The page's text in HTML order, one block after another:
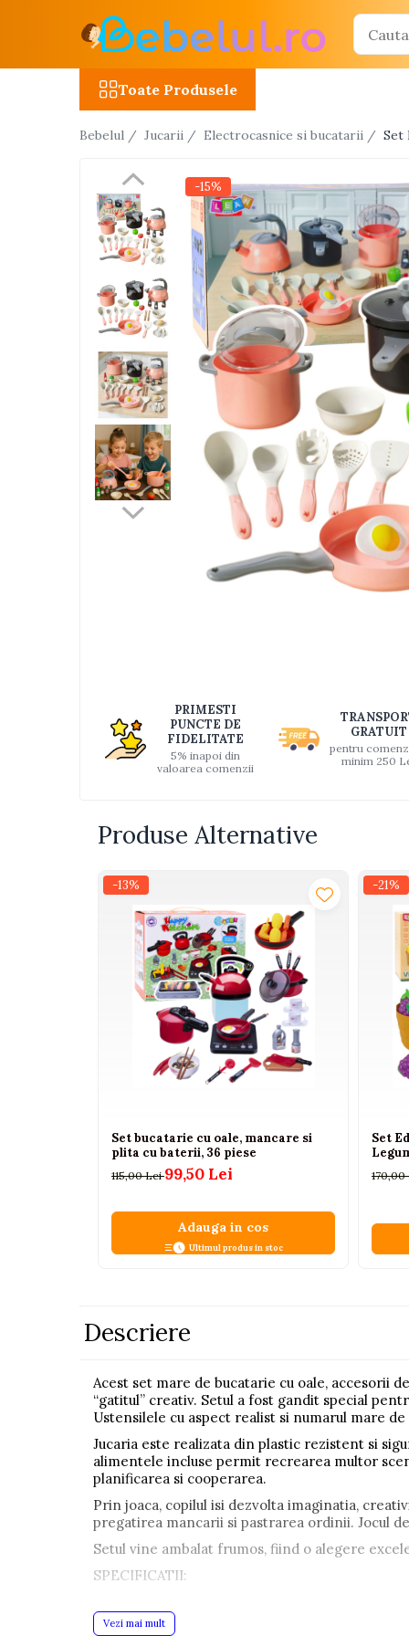
Masinute R/C
Avioane si elicoptere R/C
Camioane R/C
Motociclete R/C
Utilaje constructii R/C
Jucarii bebelusi
Interactive, educative si muzicale
Saltelute si centre de activitati
Jucarii de baie
Table desen copii
Interactive, educative si
Blocuri de constructie
Electrocasnice si bucatarii
Jocuri sportive
Jucarii educative din lemn
Muzica si instrumente
Saltelute si centre de activitati
Seturi de doctor
Seturi de rufe
Trenuri cu sine
Vehicule de constructii
Jucarii exterior
Toate Produsele
Bebelul / Jucarii / Electrocasnice si bucatarii / Set
-15%
PRIMESTI
PUNCTE DE
FIDELITATE
5% inapoi din
valoarea comenzii
GRATUIT
pentru
minim 250
Produse Alternative
-13%
Set bucatarie cu oale, mancare si
plita cu baterii, 36 piese
115,00 Lei99,50 Lei
Adauga in cos
Ultimul produs in stoc
-21%
Set
Descriere
Acest set mare de bucatarie cu oale, accesorii
“gatitul” creativ. Setul a fost gandit special
Ustensilele cu aspect realist si numarul mare
Jucaria este realizata din plastic rezistent si
alimentele incluse permit recrearea multor
planificarea si cooperarea.
Prin joaca, copilul isi dezvolta imaginatia,
pregatirea mancarii si pastrarea ordinii. Jocul
Setul vine ambalat frumos, fiind o alegere
SPECIFICATII:
Tip jucarie: set bucatarie cu oale si accesorii
Vezi mai mult